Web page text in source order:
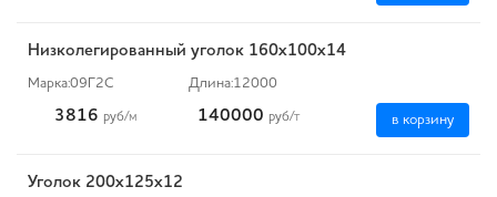
Низколегированный уголок 160х100х14
Марка:09Г2С Длина:12000
3816 руб/м 140000 руб/т в корзину
Уголок 200х125х12